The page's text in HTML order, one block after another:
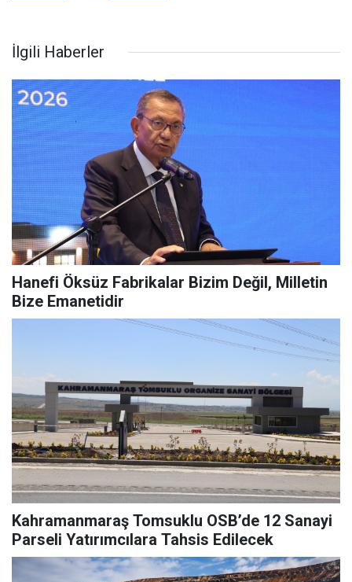
İlgili Haberler
Hanefi Öksüz Fabrikalar Bizim Değil, Milletin
Bize Emanetidir
Kahramanmaraş Tomsuklu OSB’de 12 Sanayi
Parseli Yatırımcılara Tahsis Edilecek